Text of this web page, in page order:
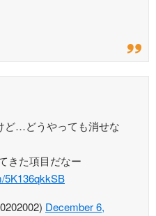
ど…どうやっても消せな
きた項目だなー
5K136qkkSB
December 6,